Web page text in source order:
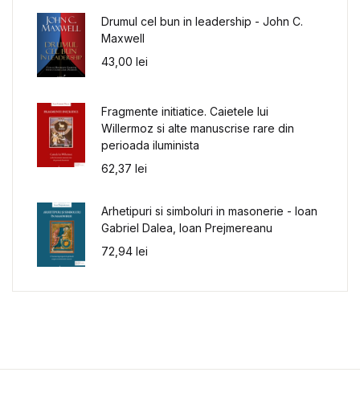
Drumul cel bun in leadership - John C.
Maxwell
43,00 lei
Fragmente initiatice. Caietele lui
Willermoz si alte manuscrise rare din
perioada iluminista
62,37 lei
Arhetipuri si simboluri in masonerie - Ioan
Gabriel Dalea, Ioan Prejmereanu
72,94 lei